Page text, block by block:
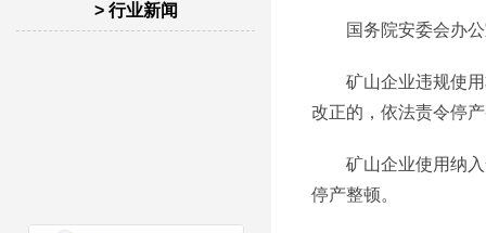
> 行业新闻
国务院安委会办公
矿山企业违规使用
改正的，依法责令停
矿山企业使用纳入
停产整顿。